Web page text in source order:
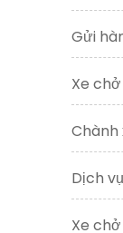
Gửi
Xe
Chành
Dịch
Xe